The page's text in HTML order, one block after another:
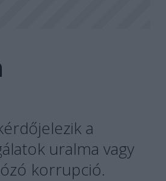
a
uralma vagy
korrupció.